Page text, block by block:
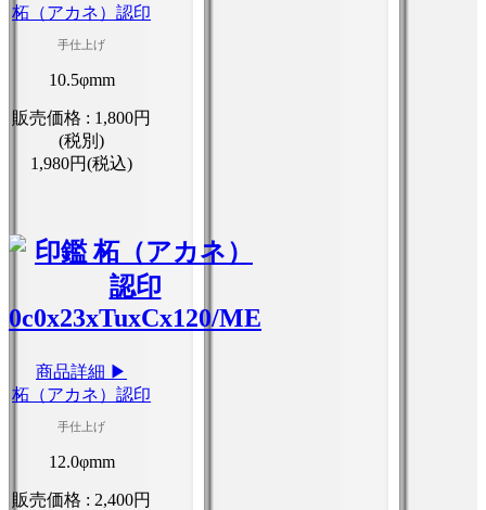
柘（アカネ）認印
手仕上げ
10.5φmm
販売価格 : 1,800円
(税別)
1,980円(税込)
商品詳細 ▶
柘（アカネ）認印
手仕上げ
12.0φmm
販売価格 : 2,400円